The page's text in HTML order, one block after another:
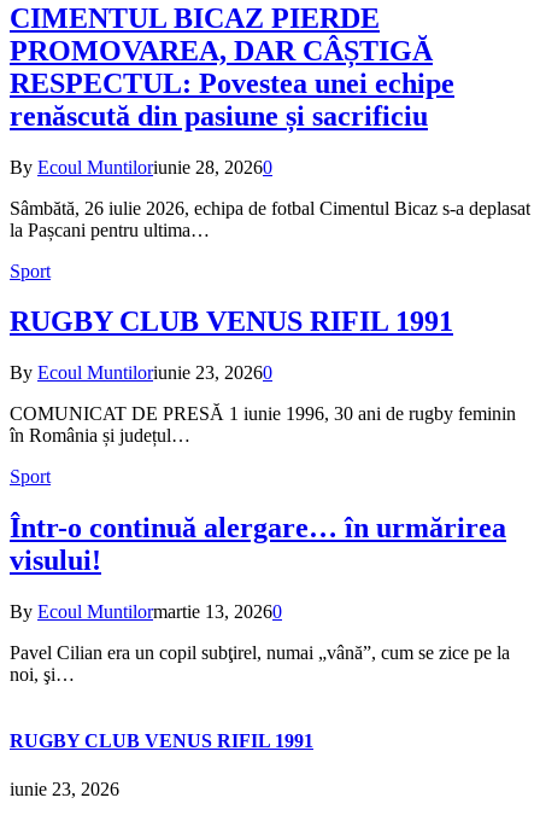
CIMENTUL BICAZ PIERDE
PROMOVAREA, DAR CÂȘTIGĂ
RESPECTUL: Povestea unei echipe
renăscută din pasiune și sacrificiu
By Ecoul Muntiloriunie 28, 20260
Sâmbătă, 26 iulie 2026, echipa de fotbal Cimentul Bicaz s-a deplasat
la Pașcani pentru ultima…
Sport
RUGBY CLUB VENUS RIFIL 1991
By Ecoul Muntiloriunie 23, 20260
COMUNICAT DE PRESĂ 1 iunie 1996, 30 ani de rugby feminin
în România și județul…
Sport
Într-o continuă alergare… în urmărirea
visului!
By Ecoul Muntilormartie 13, 20260
Pavel Cilian era un copil subţirel, numai „vână”, cum se zice pe la
noi, şi…
RUGBY CLUB VENUS RIFIL 1991
iunie 23, 2026